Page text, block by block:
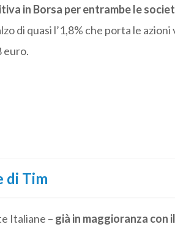
in Borsa per entrambe le
di quasi l’1,8% che porta le
euro.
di Tim
Italiane – già in maggioranza con